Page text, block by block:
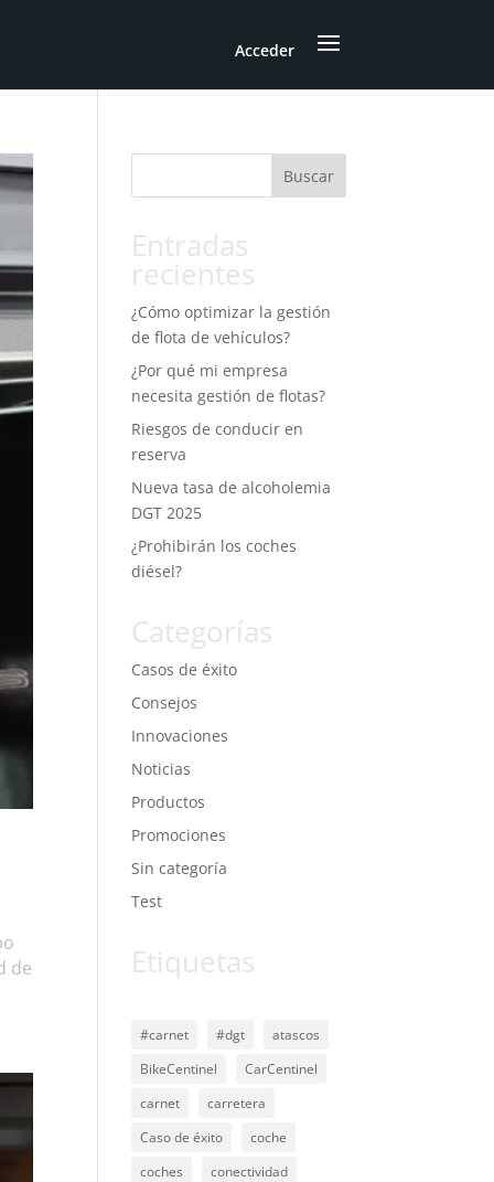
Acceder
de
Buscar
Entradas
recientes
¿Cómo optimizar la gestión
de flota de vehículos?
¿Por qué mi empresa
necesita gestión de flotas?
Riesgos de conducir en
reserva
Nueva tasa de alcoholemia
DGT 2025
¿Prohibirán los coches
diésel?
Categorías
Casos de éxito
Consejos
Innovaciones
Noticias
Productos
Promociones
Sin categoría
Test
Etiquetas
#carnet #dgt
atascos
BikeCentinel
CarCentinel
carnet
carretera
Caso de éxito
coche
coches
conectividad